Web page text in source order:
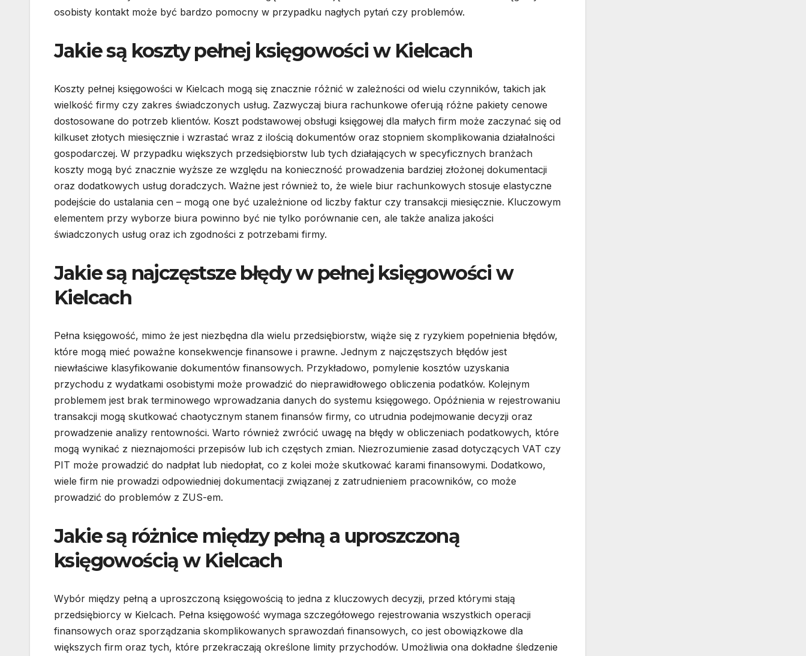
osobisty kontakt może być bardzo pomocny w przypadku nagłych pytań czy problemów.
Jakie są koszty pełnej księgowości w Kielcach
Koszty pełnej księgowości w Kielcach mogą się znacznie różnić w zależności od wielu czynników, takich jak
wielkość firmy czy zakres świadczonych usług. Zazwyczaj biura rachunkowe oferują różne pakiety cenowe
dostosowane do potrzeb klientów. Koszt podstawowej obsługi księgowej dla małych firm może zaczynać się od
kilkuset złotych miesięcznie i wzrastać wraz z ilością dokumentów oraz stopniem skomplikowania działalności
gospodarczej. W przypadku większych przedsiębiorstw lub tych działających w specyficznych branżach
koszty mogą być znacznie wyższe ze względu na konieczność prowadzenia bardziej złożonej dokumentacji
oraz dodatkowych usług doradczych. Ważne jest również to, że wiele biur rachunkowych stosuje elastyczne
podejście do ustalania cen – mogą one być uzależnione od liczby faktur czy transakcji miesięcznie. Kluczowym
elementem przy wyborze biura powinno być nie tylko porównanie cen, ale także analiza jakości
świadczonych usług oraz ich zgodności z potrzebami firmy.
Jakie są najczęstsze błędy w pełnej księgowości w
Kielcach
Pełna księgowość, mimo że jest niezbędna dla wielu przedsiębiorstw, wiąże się z ryzykiem popełnienia błędów,
które mogą mieć poważne konsekwencje finansowe i prawne. Jednym z najczęstszych błędów jest
niewłaściwe klasyfikowanie dokumentów finansowych. Przykładowo, pomylenie kosztów uzyskania
przychodu z wydatkami osobistymi może prowadzić do nieprawidłowego obliczenia podatków. Kolejnym
problemem jest brak terminowego wprowadzania danych do systemu księgowego. Opóźnienia w rejestrowaniu
transakcji mogą skutkować chaotycznym stanem finansów firmy, co utrudnia podejmowanie decyzji oraz
prowadzenie analizy rentowności. Warto również zwrócić uwagę na błędy w obliczeniach podatkowych, które
mogą wynikać z nieznajomości przepisów lub ich częstych zmian. Niezrozumienie zasad dotyczących VAT czy
PIT może prowadzić do nadpłat lub niedopłat, co z kolei może skutkować karami finansowymi. Dodatkowo,
wiele firm nie prowadzi odpowiedniej dokumentacji związanej z zatrudnieniem pracowników, co może
prowadzić do problemów z ZUS-em.
Jakie są różnice między pełną a uproszczoną
księgowością w Kielcach
Wybór między pełną a uproszczoną księgowością to jedna z kluczowych decyzji, przed którymi stają
przedsiębiorcy w Kielcach. Pełna księgowość wymaga szczegółowego rejestrowania wszystkich operacji
finansowych oraz sporządzania skomplikowanych sprawozdań finansowych, co jest obowiązkowe dla
większych firm oraz tych, które przekraczają określone limity przychodów. Umożliwia ona dokładne śledzenie